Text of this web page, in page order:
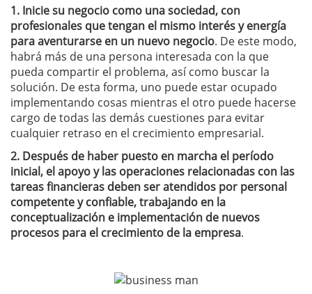
1. Inicie su negocio como una sociedad, con
profesionales que tengan el mismo interés y energía
para aventurarse en un nuevo negocio. De este modo,
habrá más de una persona interesada con la que
pueda compartir el problema, así como buscar la
solución. De esta forma, uno puede estar ocupado
implementando cosas mientras el otro puede hacerse
cargo de todas las demás cuestiones para evitar
cualquier retraso en el crecimiento empresarial.
2. Después de haber puesto en marcha el período
inicial, el apoyo y las operaciones relacionadas con las
tareas financieras deben ser atendidos por personal
competente y confiable, trabajando en la
conceptualización e implementación de nuevos
procesos para el crecimiento de la empresa.